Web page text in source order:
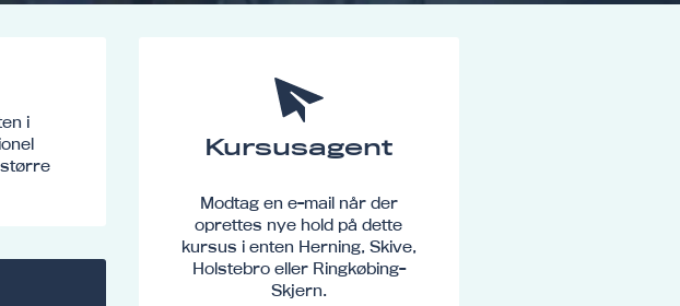
i
Kursusagent
Modtag en e-mail når der
oprettes nye hold på dette
kursus i enten Herning, Skive,
Holstebro eller Ringkøbing-
Skjern.